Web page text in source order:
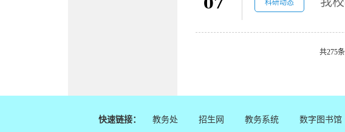
科研动态
共275条
快速链接： 教务处 招生网 教务系统 数字图书馆